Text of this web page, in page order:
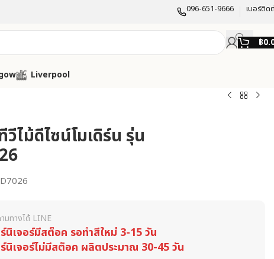
096-651-9666 เบอร์ติด
฿
Liverpool
ไม้ดีไซน์โมเดิร์น รุ่น
มทางได้ LINE
นิเจอร์มีสต็อค รอทำสีใหม่ 3-15 วัน
นิเจอร์ไม่มีสต็อค ผลิตประมาณ 30-45 วัน